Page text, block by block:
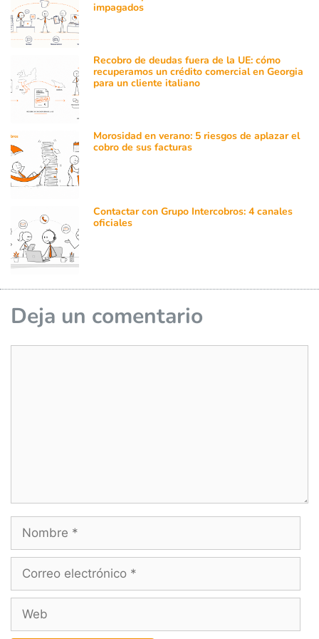
impagados
Recobro de deudas fuera de la UE: cómo
recuperamos un crédito comercial en Georgia
para un cliente italiano
Morosidad en verano: 5 riesgos de aplazar el
cobro de sus facturas
Contactar con Grupo Intercobros: 4 canales
oficiales
Deja un comentario